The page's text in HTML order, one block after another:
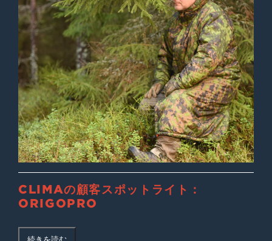
CLIMAの顧客スポットライト：
ORIGOPRO